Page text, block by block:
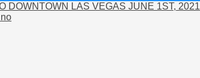
DOWNTOWN LAS VEGAS JUNE 1ST, 2021